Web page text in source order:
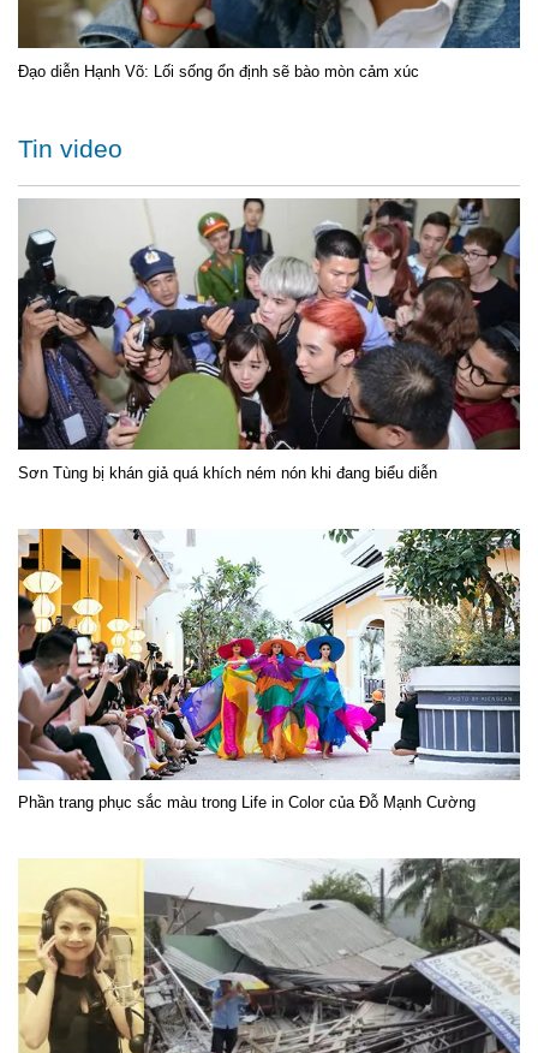
Đạo diễn Hạnh Võ: Lối sống ổn định sẽ bào mòn cảm xúc
Tin video
Sơn Tùng bị khán giả quá khích ném nón khi đang biểu diễn
Phần trang phục sắc màu trong Life in Color của Đỗ Mạnh Cường